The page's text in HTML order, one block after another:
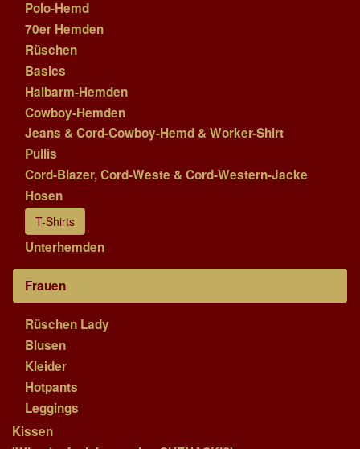
Polo-Hemd
70er Hemden
Rüschen
Basics
Halbarm-Hemden
Cowboy-Hemden
Jeans & Cord-Cowboy-Hemd & Worker-Shirt
Pullis
Cord-Blazer, Cord-Weste & Cord-Western-Jacke
Hosen
T-Shirts
Unterhemden
Frauen
Rüschen Lady
Blusen
Kleider
Hotpants
Leggings
Kissen